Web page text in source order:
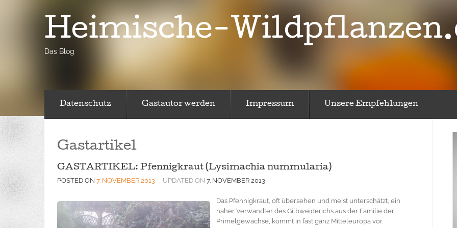
Heimische-
Das Blog
Datenschutz Gastautor werden Impressum Unsere Empfehlungen
Gastartikel
GASTARTIKEL: Pfennigkraut (Lysimachia nummularia)
POSTED ON 7. NOVEMBER 2013 UPDATED ON 7. NOVEMBER 2013
Das Pfennigkraut, oft übersehen und meist unterschätzt, ein
naher Verwandter des Gilbweiderichs aus der Familie der
Primelgewächse, kommt in fast ganz Mitteleuropa vor.